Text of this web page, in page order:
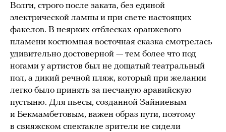
Волги, строго после заката, без единой
электрической лампы и при свете настоящих
факелов. В неярких отблесках оранжевого
пламени костюмная восточная сказка смотрелась
удивительно достоверной — тем более что под
ногами у артистов был не дощатый театральный
пол, а дикий речной пляж, который при желании
легко было принять за песчаную аравийскую
пустыню. Для пьесы, созданной Зайниевым
и Бекмамбетовым, важен образ пути, поэтому
в свияжском спектакле зрители не сидели